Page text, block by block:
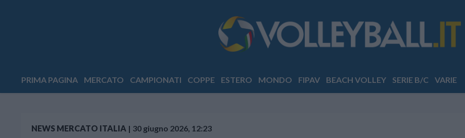
PRIMA PAGINA MERCATO CAMPIONATI COPPE ESTERO MONDO FIPAV BEACH VOLLEY SERIE B/C VARIE
NEWS MERCATO ITALIA | 30 giugno 2026, 12:23